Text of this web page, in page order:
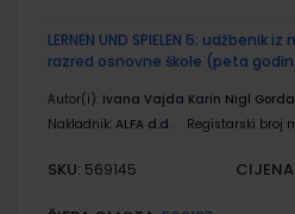
LERNEN UND SPIELEN 5;
razred osnovne škole (peta
Autor(i): Ivana Vajda Karin Nigl
Nakladnik: ALFA d.d. Registarski broj
SKU: 569145 CIJENA: